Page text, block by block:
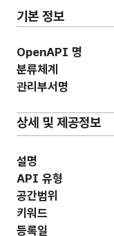
기본 정보
OpenAPI 명
분류체계
관리부서명
상세 및 제공정보
설명
API 유형
공간범위
키워드
등록일